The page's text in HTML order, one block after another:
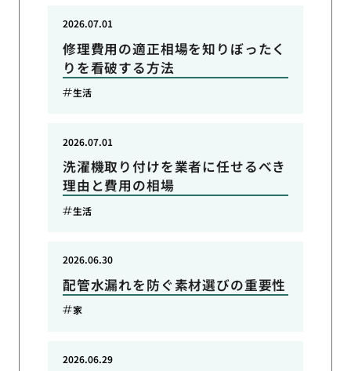
修理費用の適正相場を知りぼったく
りを看破する方法
2026.07.01
生活
洗濯機取り付けを業者に任せるべき
理由と費用の相場
2026.07.01
生活
配管水漏れを防ぐ素材選びの重要性
2026.06.30
家
2026.06.29